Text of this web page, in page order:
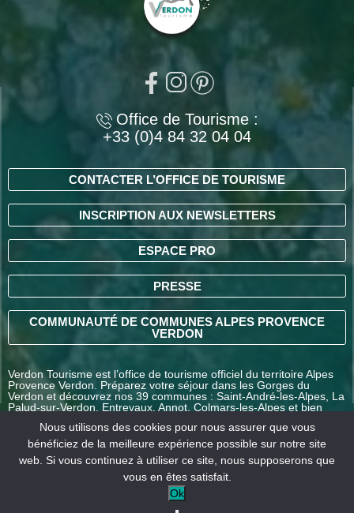
Office de Tourisme :
+33 (0)4 84 32 04 04
CONTACTER L’OFFICE DE TOURISME
INSCRIPTION AUX NEWSLETTERS
ESPACE PRO
PRESSE
COMMUNAUTÉ DE COMMUNES ALPES PROVENCE
VERDON
Verdon Tourisme est l’office de tourisme officiel du territoire Alpes
Provence Verdon. Préparez votre séjour dans les Gorges du
Verdon et découvrez nos 39 communes : Saint-André-les-Alpes, La
Palud-sur-Verdon, Entrevaux, Annot, Colmars-les-Alpes et bien
COMMENT VENIR ?
Conditions générales
Nous utilisons des cookies pour nous assurer que vous
bénéficiez de la meilleure expérience possible sur notre site
web. Si vous continuez à utiliser ce site, nous supposerons que
vous en êtes satisfait.
Ok